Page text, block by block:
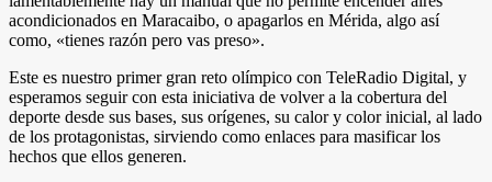
acondicionados en Maracaibo, o apagarlos en Mérida, algo así
como, «tienes razón pero vas preso».
Este es nuestro primer gran reto olímpico con TeleRadio Digital, y
esperamos seguir con esta iniciativa de volver a la cobertura del
deporte desde sus bases, sus orígenes, su calor y color inicial, al lado
de los protagonistas, sirviendo como enlaces para masificar los
hechos que ellos generen.